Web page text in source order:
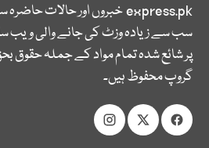
express.pkخبروں اور حالات
سب سے زیادہ وزٹ کی جانے والی
پر شائع شدہ تمام مواد کے جملہ حقوق
گروپ محفوظ ہیں۔